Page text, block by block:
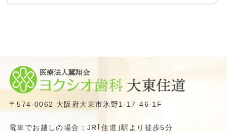
〒574-0062 大阪府大東市氷野1-17-46-1F
電車でお越しの場合：JR｢住道｣駅より徒歩5分